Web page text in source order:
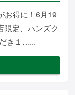
お得に！6月19
限定、ハンズク
き１…...